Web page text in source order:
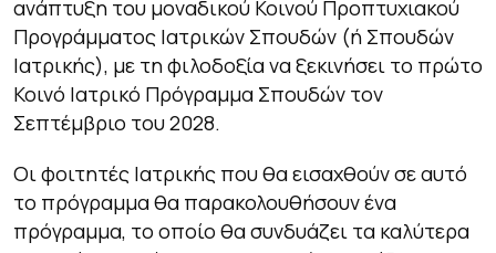
ανάπτυξη του μοναδικού Κοινού Προπτυχιακού
Προγράμματος Ιατρικών Σπουδών (ή Σπουδών
Ιατρικής), με τη φιλοδοξία να ξεκινήσει το πρώτο
Κοινό Ιατρικό Πρόγραμμα Σπουδών τον
Σεπτέμβριο του 2028.
Οι φοιτητές Ιατρικής που θα εισαχθούν σε αυτό
το πρόγραμμα θα παρακολουθήσουν ένα
πρόγραμμα, το οποίο θα συνδυάζει τα καλύτερα